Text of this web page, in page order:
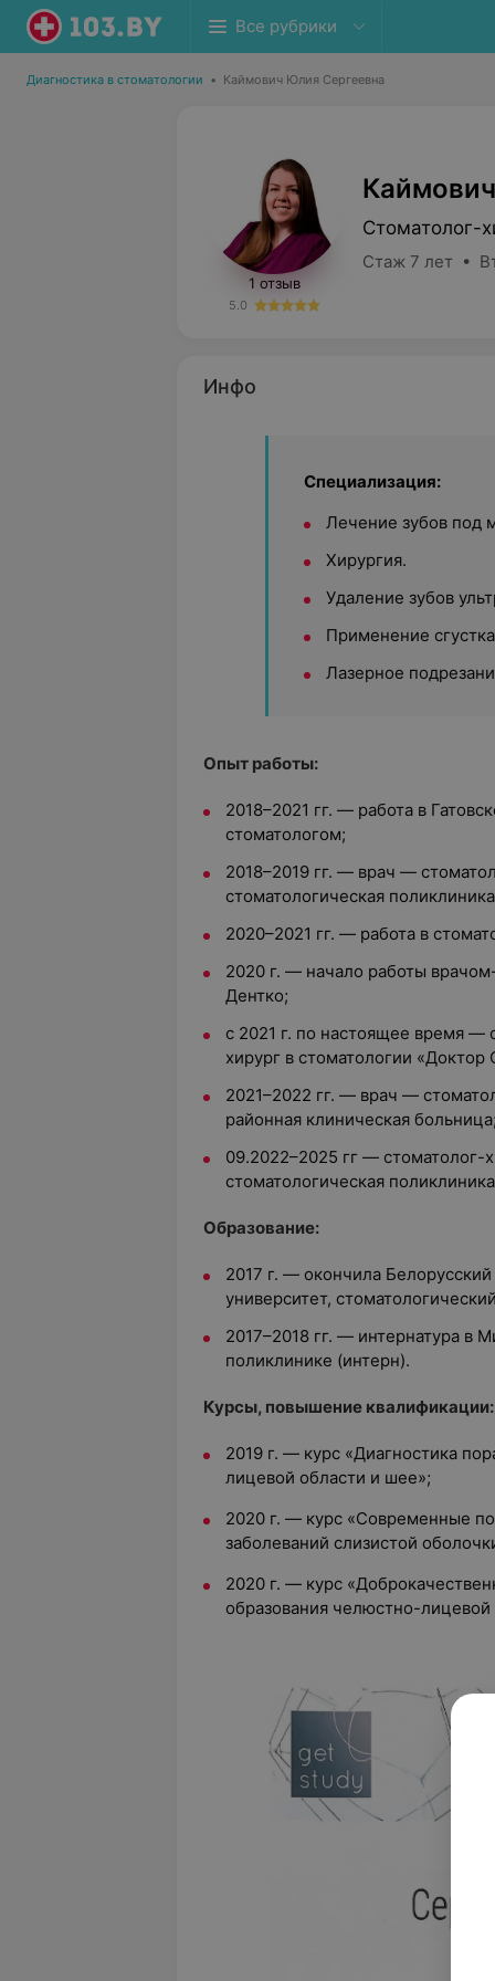
Все рубрики
Диагностика в стоматологии • Каймович Юлия Сергеевна
1 отзыв
5.0
Стоматолог-
Стаж 7 лет •
Инфо
Специализация:
Лечение зубов под
Хирургия.
Удаление зубов
Применение
Лазерное
Опыт работы:
2018–2021 гг. — работа в
стоматологом;
2018–2019 гг. — врач —
стоматологическая
2020–2021 гг. — работа в
2020 г. — начало работы
Дентко;
с 2021 г. по настоящее время —
хирург в стоматологии
2021–2022 гг. — врач —
районная клиническая
09.2022–2025 гг — стоматолог-
стоматологическая
Образование:
2017 г. — окончила
университет,
2017–2018 гг. — интернатура в
поликлинике (интерн).
Курсы, повышение квалификации:
2019 г. — курс «Диагностика
лицевой области и шее»;
2020 г. — курс «Современные
заболеваний слизистой
2020 г. — курс
образования челюстно-